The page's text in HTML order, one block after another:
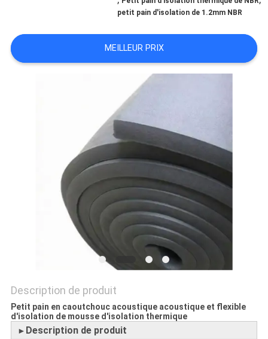
UNE
CITATION
PRIVACY
petit pain d'isolation de 1.2mm NBR
MEILLEUR PRIX
Description de produit
Petit pain en caoutchouc acoustique acoustique et flexible
d'isolation de mousse d'isolation thermique
► Description de produit